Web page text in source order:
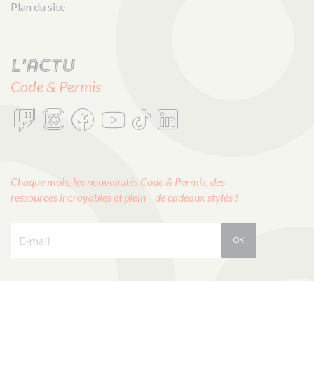
Plan du site
L'actu
Code & Permis
Chaque mois, les nouveautés Code & Permis, des
ressources incroyables et plein de cadeaux stylés !
OK